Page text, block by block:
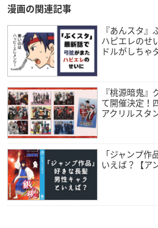
漫画の関連記事
『あんスタ
ハピエレのせ
ドルがしちゃ
『桃源暗鬼
て開催決定！
アクリルスタ
「ジャンプ
いえば？【ア